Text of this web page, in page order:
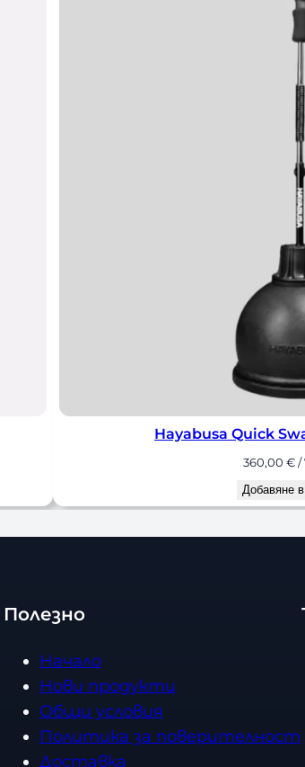
Hayabusa Quick
360,00 €/
Добавяне
Полезно
Начало
Нови продукти
Общи условия
Политика за поверителност
Доставка